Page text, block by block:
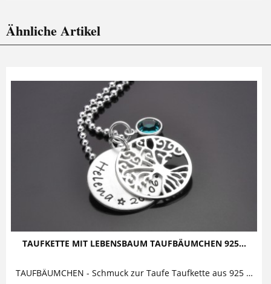
Ähnliche Artikel
TAUFKETTE MIT LEBENSBAUM TAUFBÄUMCHEN 925...
TAUFBÄUMCHEN - Schmuck zur Taufe Taufkette aus 925 Silber mit Baumanhänger / Lebensbaum Diese bezaubernde Taufkette mit Gravur besteht aus...